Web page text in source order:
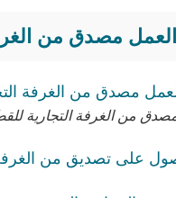
مصدق من
من الغرفة التجارية
على تصديق من